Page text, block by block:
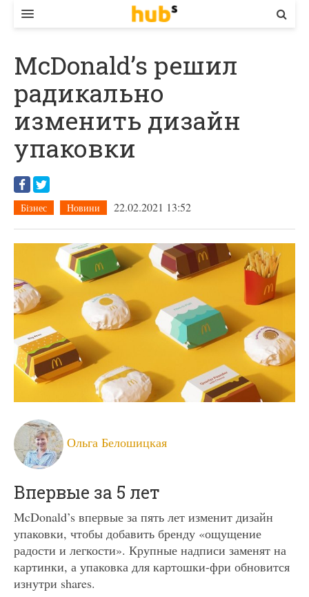
ЕКОНОМІКА
БІЗНЕС
СТАРТЕР
КОНТАКТИ
McDonald’s решил
радикально
изменить дизайн
упаковки
Бізнес Новини 22.02.2021 13:52
Ольга Белошицкая
Впервые за 5 лет
McDonald’s впервые за пять лет изменит дизайн
упаковки, чтобы добавить бренду «ощущение
радости и легкости». Крупные надписи заменят на
картинки, а упаковка для картошки-фри обновится
изнутри shares.